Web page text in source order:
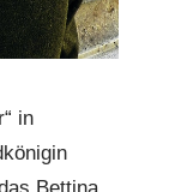
in